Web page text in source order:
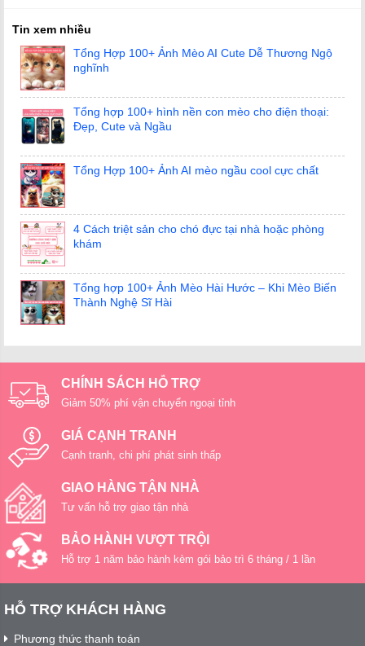
Tin xem nhiều
Tổng Hợp 100+ Ảnh Mèo AI Cute Dễ Thương Ngộ
nghĩnh
Tổng hợp 100+ hình nền con mèo cho điện thoại:
Đẹp, Cute và Ngầu
Tổng Hợp 100+ Ảnh AI mèo ngầu cool cực chất
4 Cách triệt sản cho chó đực tại nhà hoặc phòng
khám
Tổng hợp 100+ Ảnh Mèo Hài Hước – Khi Mèo Biến
Thành Nghệ Sĩ Hài
CHÍNH SÁCH HỖ TRỢ
Giảm 50% phí vận chuyển ngoại tỉnh
GIÁ CẠNH TRANH
Cạnh tranh, chi phí phát sinh thấp
GIAO HÀNG TẬN NHÀ
Tư vấn hỗ trợ giao tận nhà
BẢO HÀNH VƯỢT TRỘI
Hỗ trợ 1 năm bảo hành kèm gói bảo trì 6 tháng / 1 lần
HỖ TRỢ KHÁCH HÀNG
Phương thức thanh toán